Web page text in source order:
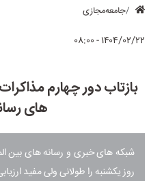
جامعه‌مجازی
۱۴۰۴/۰۲/۲۲ - ۰۸:۰۰
بازتاب دور چهارم
های
شبکه های خبری و رسانه های بین
روز یکشنبه را طولانی ولی مفید